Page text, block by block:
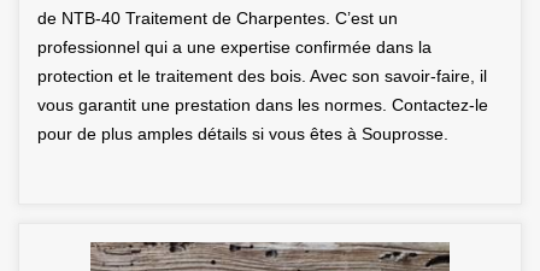
de NTB-40 Traitement de Charpentes. C’est un
professionnel qui a une expertise confirmée dans la
protection et le traitement des bois. Avec son savoir-faire, il
vous garantit une prestation dans les normes. Contactez-le
pour de plus amples détails si vous êtes à Souprosse.